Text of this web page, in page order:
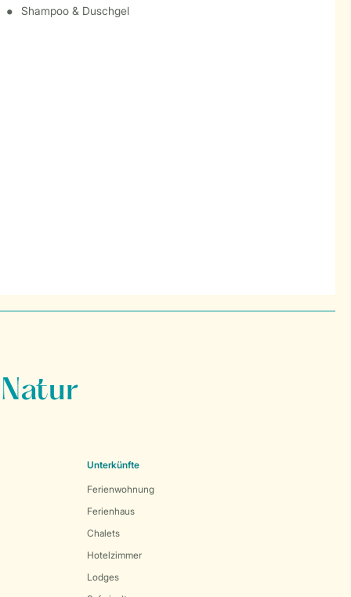
Shampoo & Duschgel
Unterkünfte
Ferienwohnung
Ferienhaus
Chalets
Hotelzimmer
Lodges